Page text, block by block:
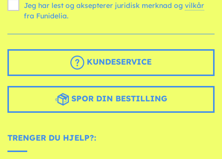
Jeg har lest og aksepterer juridisk merknad og vilkår
fra Funidelia.
KUNDESERVICE
SPOR DIN BESTILLING
TRENGER DU HJELP?: